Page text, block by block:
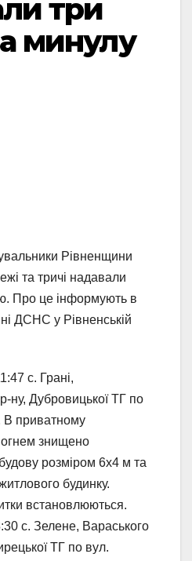
три
минулу
Рівненщини
та тричі надавали
Про це інформують в
ДСНС у Рівненській
с. Грані,
ну, Дубровицької ТГ по
В приватному
знищено
розміром 6х4 м та
будинку.
встановлюються.
с. Зелене, Вараського
ТГ по вул.